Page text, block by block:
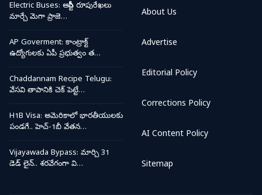
Electric Buses: ఆర్టీసీ రూపురేఖలు
మార్చే మెగా ప్రాజె…
AP Goverment: కాంట్రాక్ట్
ఉద్యోగులకు ఏపీ ప్రభుత్వం త…
Chaddannam Recipe Telugu:
వేసవి తాపానికి చెక్ పెట్టే…
H1B Visa: అమెరికాలో భారతీయులకు
పండగే.. హెచ్-1బీ వేతన…
Vijayawada Bypass: మార్చి 31
డెడ్ లైన్.. శరవేగంగా వి…
About Us
Advertise
Editorial Policy
Corrections Policy
AI Content Policy
Sitemap